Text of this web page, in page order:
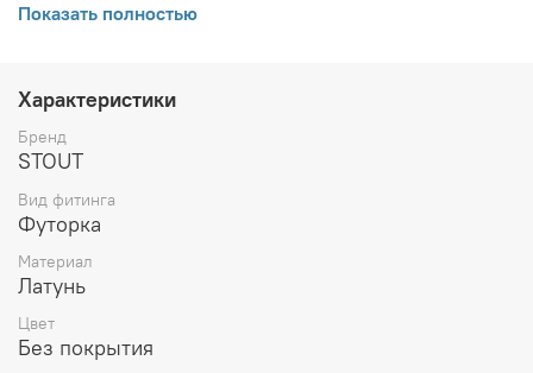
— обеспечить переход от одного диаметра резьбы к
характеристики, информация о комплекте поставки,
габаритах, внешнем виде и цвете, стране производства
и основываются на последних доступных сведениях от
производителя. Производитель оставляет за собой
вносить изменения в дизайн и технические
характеристики, не ухудшающие потребительских
свойств товара.
Показать полностью
Характеристики
Бренд
STOUT
Вид фитинга
Футорка
Материал
Латунь
Цвет
Без покрытия